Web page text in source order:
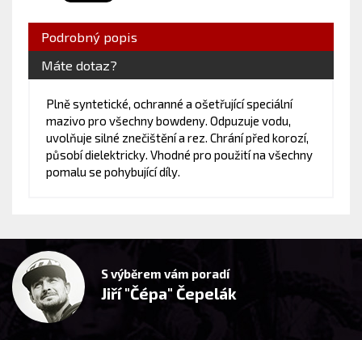
Podrobný popis
Máte dotaz?
Plně syntetické, ochranné a ošetřující speciální
mazivo pro všechny bowdeny. Odpuzuje vodu,
uvolňuje silné znečištění a rez. Chrání před korozí,
působí dielektricky. Vhodné pro použití na všechny
pomalu se pohybující díly.
S výběrem vám poradí
Jiří "Čépa" Čepelák